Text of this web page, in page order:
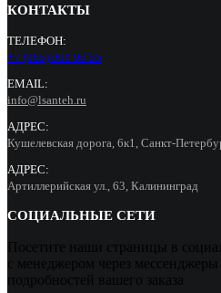
КОНТАКТЫ
ТЕЛЕФОН:
+7 (965) 000 90 55
EMAIL:
info@lsanteh.ru
АДРЕС:
Кушелевская дорога, 6к1, Санкт-
АДРЕС:
Артиллерийская ул., 63, Калининград
СОЦИАЛЬНЫЕ СЕТИ
Посетите наши страницы в
с менеджером через
подробностей вашего заказа